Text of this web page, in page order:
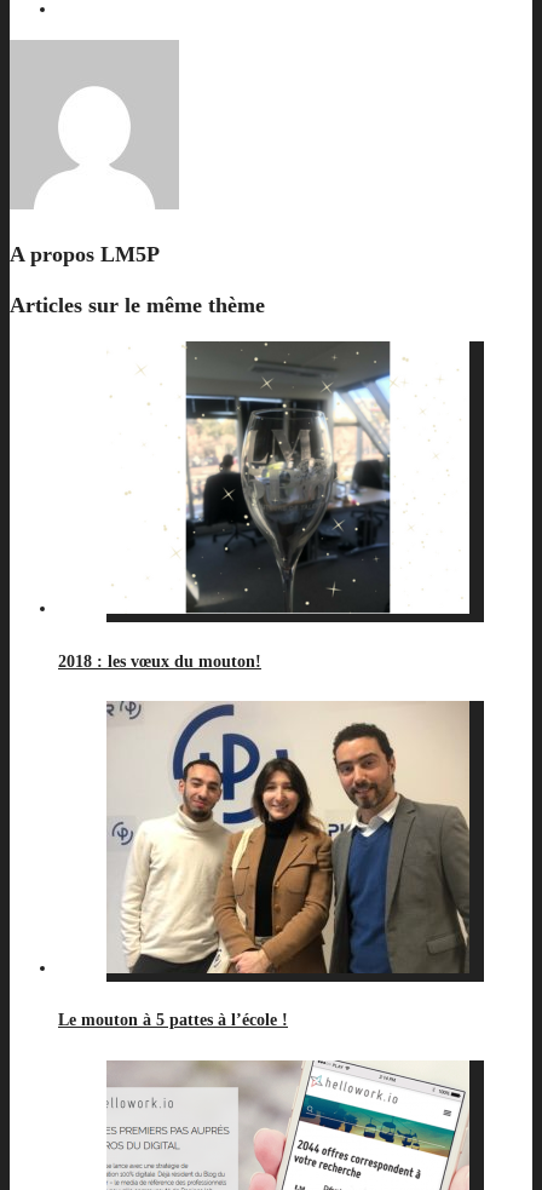
A propos LM5P
Articles sur le même thème
2018 : les vœux du mouton!
Le mouton à 5 pattes à l’école !